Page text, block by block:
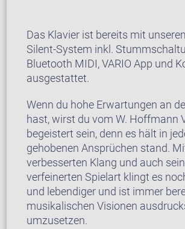
Das Klavier ist bereits mit
Silent-System inkl.
Bluetooth MIDI, VARIO App und
ausgestattet.
Wenn du hohe Erwartungen an
hast, wirst du vom W. Hoffmann
begeistert sein, denn es hält in
gehobenen Ansprüchen stand.
verbesserten Klang und auch
verfeinerten Spielart klingt es
und lebendiger und ist immer
musikalischen Visionen
umzusetzen.